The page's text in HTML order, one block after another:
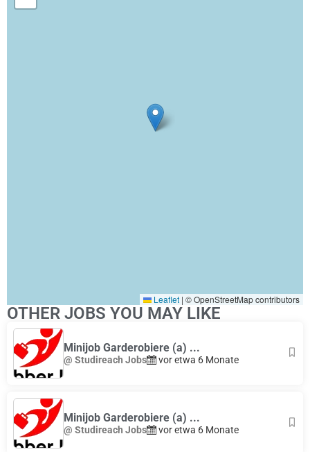
Leaflet | © OpenStreetMap contributors
OTHER JOBS YOU MAY LIKE
Minijob Garderobiere (a) ...
@ Studireach Jobs vor etwa 6 Monate
Minijob Garderobiere (a) ...
@ Studireach Jobs vor etwa 6 Monate